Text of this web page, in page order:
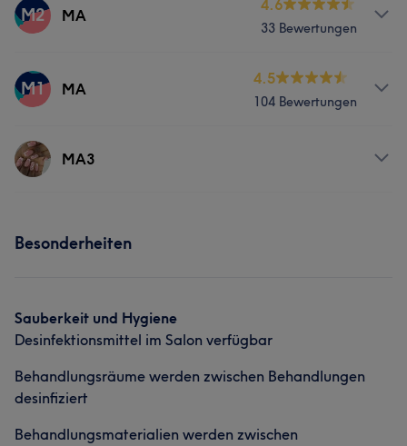
M2 MA
4.6
33 Bewertungen
Services
M1 MA
4.5
104 Bewertungen
ServicesMA3
Besonderheiten
Sauberkeit und Hygiene
Desinfektionsmittel im Salon verfügbar
Behandlungsräume werden zwischen Behandlungen
desinfiziert
Behandlungsmaterialien werden zwischen